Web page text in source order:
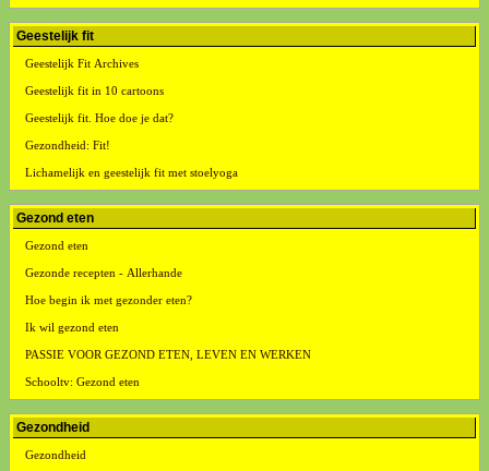
Geestelijk fit
Geestelijk Fit Archives
Geestelijk fit in 10 cartoons
Geestelijk fit. Hoe doe je dat?
Gezondheid: Fit!
Lichamelijk en geestelijk fit met stoelyoga
Gezond eten
Gezond eten
Gezonde recepten - Allerhande
Hoe begin ik met gezonder eten?
Ik wil gezond eten
PASSIE VOOR GEZOND ETEN, LEVEN EN WERKEN
Schooltv: Gezond eten
Gezondheid
Gezondheid